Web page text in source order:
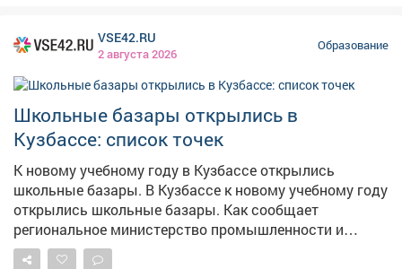
VSE42.RU
2 августа 2026
Образование
Школьные базары открылись в
Кузбассе: список точек
К новому учебному году в Кузбассе открылись
школьные базары. В Кузбассе к новому учебному году
открылись школьные базары. Как сообщает
региональное министерство промышленности и
торговли, площадки развернули почти во всех